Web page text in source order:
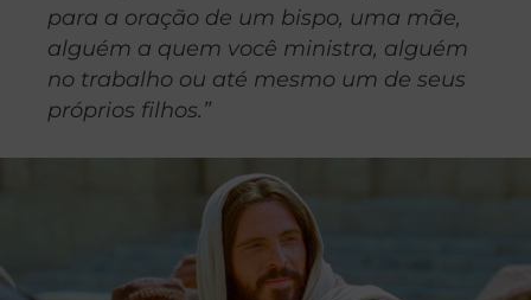
para a oração de um bispo, uma mãe,
alguém a quem você ministra, alguém
no trabalho ou até mesmo um de seus
próprios filhos.”